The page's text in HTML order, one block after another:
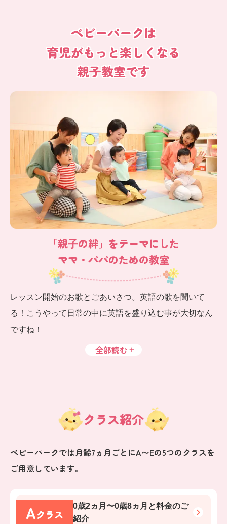
ベビーパークは
育児がもっと楽しくなる
親子教室です
「親⼦の絆」をテーマにした
ママ・パパのための教室
レッスン開始のお歌とごあいさつ。英語の歌を聞いて
る！こうやって日常の中に英語を盛り込む事が大切なん
ですね！
全部読む
クラス紹介
ベビーパークでは月齢7ヵ月ごとにA〜Eの5つのクラスを
ご用意しています。
Aクラス
0歳2ヵ月〜0歳8ヵ月 と料金のご
紹介